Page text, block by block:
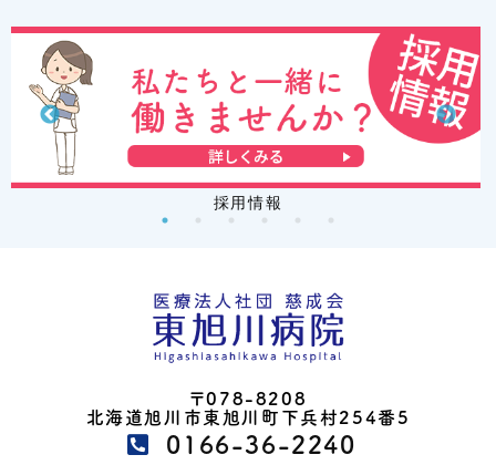
採用情報
〒078-8208
北海道旭川市東旭川町下兵村254番5
0166-36-2240